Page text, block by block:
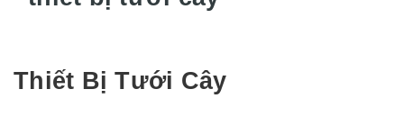
Thiết Bị Tưới Cây